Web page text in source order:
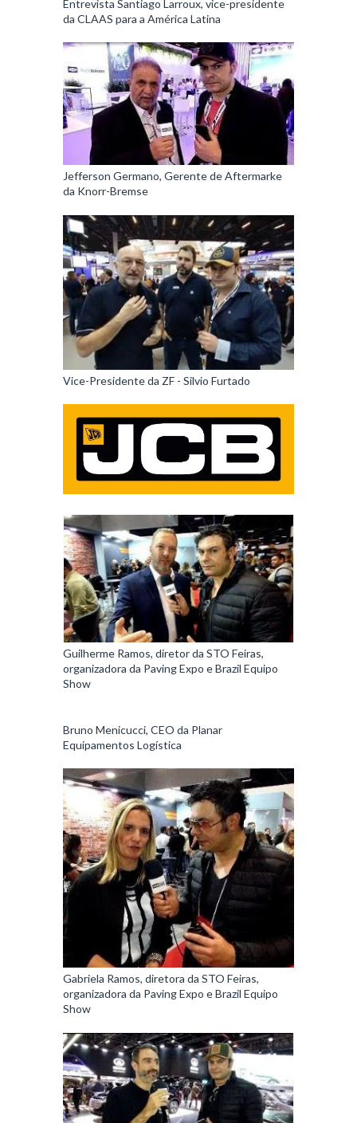
Entrevista Santiago Larroux, vice-presidente
da CLAAS para a América Latina
Jefferson Germano, Gerente de Aftermarke
da Knorr-Bremse
Vice-Presidente da ZF - Silvio Furtado
Guilherme Ramos, diretor da STO Feiras,
organizadora da Paving Expo e Brazil Equipo
Show
Bruno Menicucci, CEO da Planar
Equipamentos Logística
Gabriela Ramos, diretora da STO Feiras,
organizadora da Paving Expo e Brazil Equipo
Show